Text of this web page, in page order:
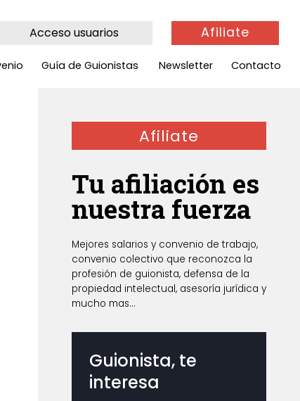
Acceso usuarios Afiliate
Guía de Guionistas Newsletter Contacto
Afiliate
Tu afiliación es
nuestra fuerza
Mejores salarios y convenio de trabajo,
convenio colectivo que reconozca la
profesión de guionista, defensa de la
propiedad intelectual, asesoría jurídica y
mucho mas...
Guionista, te
interesa